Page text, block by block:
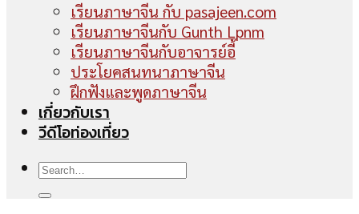
เรียนภาษาจีน กับ pasajeen.com
เรียนภาษาจีนกับ Gunth Lpnm
เรียนภาษาจีนกับอาจารย์อี้
ประโยคสนทนาภาษาจีน
ฝึกฟังและพูดภาษาจีน
เกี่ยวกับเรา
วีดีโอท่องเที่ยว